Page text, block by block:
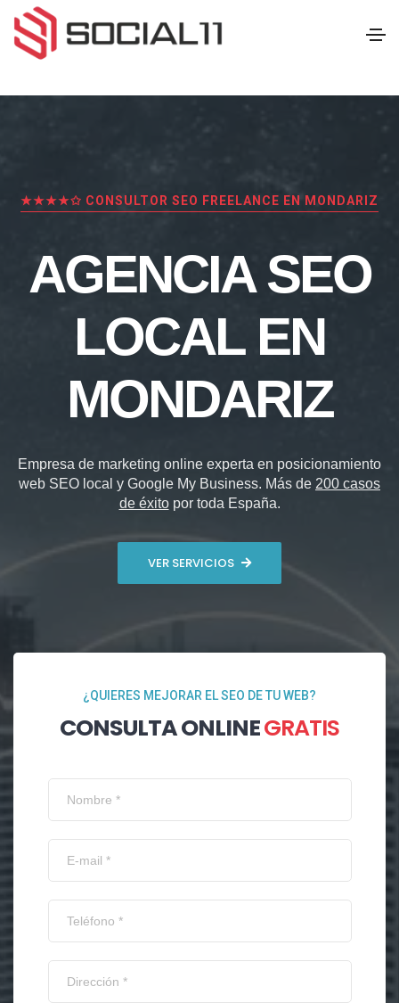
★★★★✩ CONSULTOR SEO FREELANCE EN MONDARIZ
AGENCIA SEO
LOCAL EN
MONDARIZ
Empresa de marketing online experta en posicionamiento
web SEO local y Google My Business. Más de 200 casos
de éxitopor toda España.
VER SERVICIOS
¿QUIERES MEJORAR EL SEO DE TU WEB?
CONSULTA ONLINEGRATIS